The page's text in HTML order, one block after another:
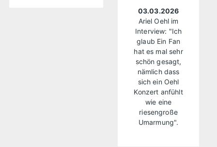
03.03.2026
Ariel Oehl im
Interview: "Ich
glaub Ein Fan
hat es mal sehr
schön gesagt,
nämlich dass
sich ein Oehl
Konzert anfühlt
wie eine
riesengroße
Umarmung".